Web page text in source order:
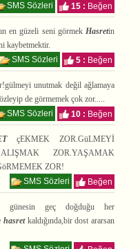
SMS Sözleri
15 : Beğen
en güzeli seni görmek Hasretin
kaybetmektir.
SMS Sözleri
5 : Beğen
unutmak değil ağlamaya
de görmemek çok zor.....
SMS Sözleri
10 : Beğen
çEKMEK ZOR.GüLMEYİ
ZOR.YAŞAMAK
ZOR!
SMS Sözleri
Beğen
günesin geç doğduğu her
hasretkaldığında,bir dost ararsan